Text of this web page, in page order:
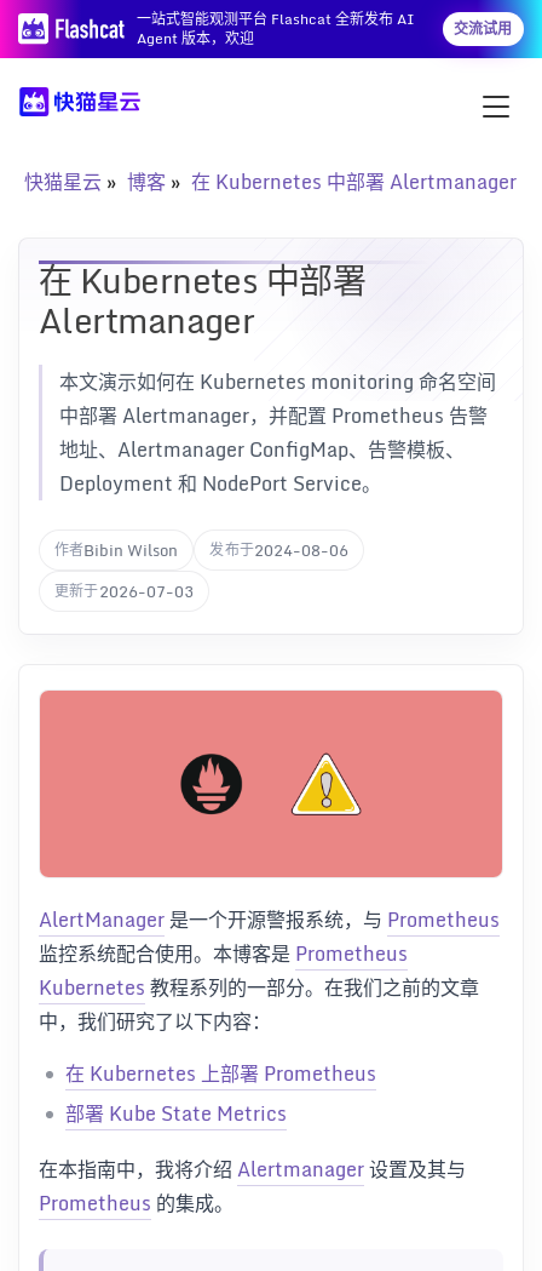
一站式智能观测平台 Flashcat 全新发布 AI
Agent 版本，欢迎
交流试用
快猫星云 博客 在 Kubernetes 中部署 Alertmanager
在 Kubernetes 中部署
Alertmanager
本文演示如何在 Kubernetes monitoring 命名空间
中部署 Alertmanager，并配置 Prometheus 告警
地址、Alertmanager ConfigMap、告警模板、
Deployment 和 NodePort Service。
作者Bibin Wilson 发布于2024-08-06
更新于2026-07-03
AlertManager是一个开源警报系统，与 Prometheus
监控系统配合使用。本博客是Prometheus
Kubernetes教程系列的一部分。在我们之前的文章
中，我们研究了以下内容：
在 Kubernetes 上部署 Prometheus
部署 Kube State Metrics
在本指南中，我将介绍Alertmanager设置及其与
Prometheus 的集成。